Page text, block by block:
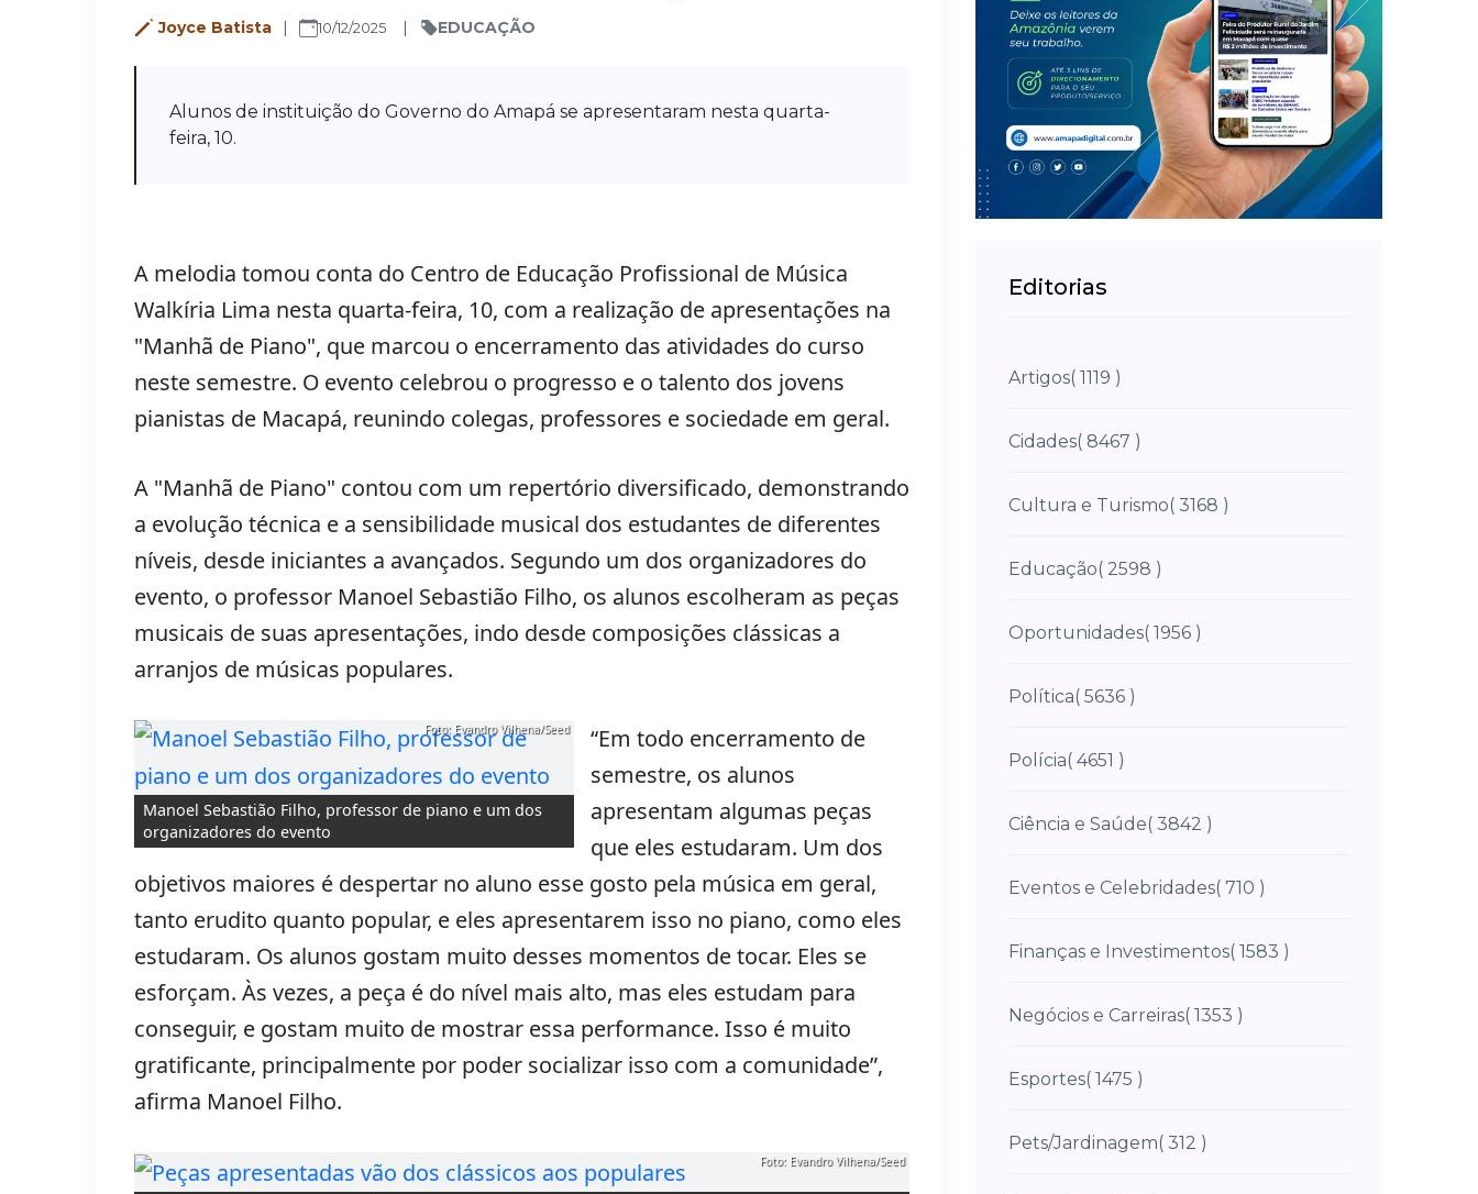
Joyce Batista 10/12/2025 EDUCAÇÃO
Alunos de instituição do Governo do Amapá se apresentaram nesta quarta-
feira, 10.
A melodia tomou conta do Centro de Educação Profissional de Música
Walkíria Lima nesta quarta-feira, 10, com a realização de apresentações na
"Manhã de Piano", que marcou o encerramento das atividades do curso
neste semestre. O evento celebrou o progresso e o talento dos jovens
pianistas de Macapá, reunindo colegas, professores e sociedade em geral.
A "Manhã de Piano" contou com um repertório diversificado, demonstrando
a evolução técnica e a sensibilidade musical dos estudantes de diferentes
níveis, desde iniciantes a avançados. Segundo um dos organizadores do
evento, o professor Manoel Sebastião Filho, os alunos escolheram as peças
musicais de suas apresentações, indo desde composições clássicas a
arranjos de músicas populares.
Manoel Sebastião Filho, professor de piano e um dos
organizadores do evento
Foto: Evandro Vilhena/Seed
“Em todo encerramento de
semestre, os alunos
apresentam algumas peças
que eles estudaram. Um dos
objetivos maiores é despertar no aluno esse gosto pela música em geral,
tanto erudito quanto popular, e eles apresentarem isso no piano, como eles
estudaram. Os alunos gostam muito desses momentos de tocar. Eles se
esforçam. Às vezes, a peça é do nível mais alto, mas eles estudam para
conseguir, e gostam muito de mostrar essa performance. Isso é muito
gratificante, principalmente por poder socializar isso com a comunidade”,
afirma Manoel Filho.
Foto: Evandro Vilhena/Seed
Editorias
Artigos( 1119 )
Cidades( 8467 )
Cultura e Turismo( 3168 )
Educação( 2598 )
Oportunidades( 1956 )
Política( 5636 )
Polícia( 4651 )
Ciência e Saúde( 3842 )
Eventos e Celebridades( 710 )
Finanças e Investimentos( 1583 )
Negócios e Carreiras( 1353 )
Esportes( 1475 )
Pets/Jardinagem( 312 )